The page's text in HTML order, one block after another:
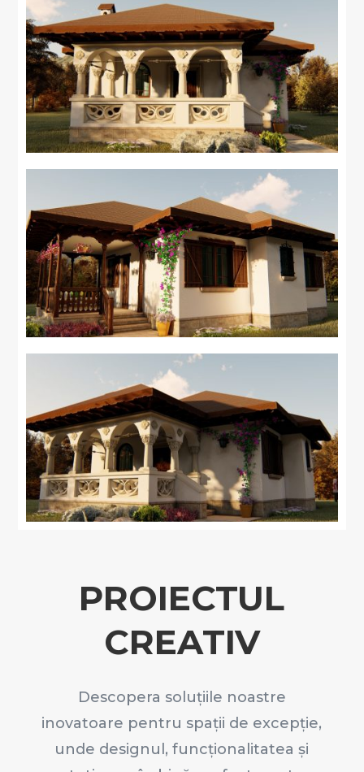
PROIECTUL
CREATIV
Descopera soluțiile noastre
inovatoare pentru spații de excepție,
unde designul, funcționalitatea și